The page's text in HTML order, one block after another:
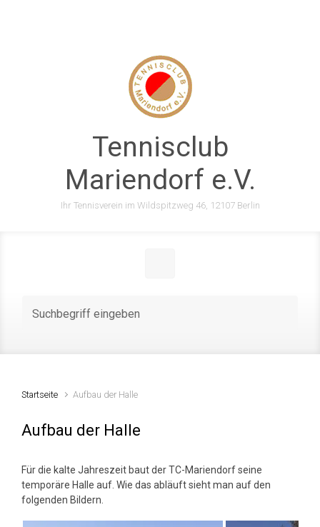
Tennisclub
Mariendorf e.V.
Ihr Tennisverein im Wildspitzweg 46, 12107 Berlin
Startseite Aufbau der Halle
Aufbau der Halle
Für die kalte Jahreszeit baut der TC-Mariendorf seine
temporäre Halle auf. Wie das abläuft sieht man auf den
folgenden Bildern.